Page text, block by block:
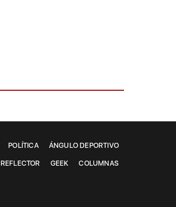
POLÍTICA ÁNGULO DEPORTIVO
REFLECTOR GEEK COLUMNAS